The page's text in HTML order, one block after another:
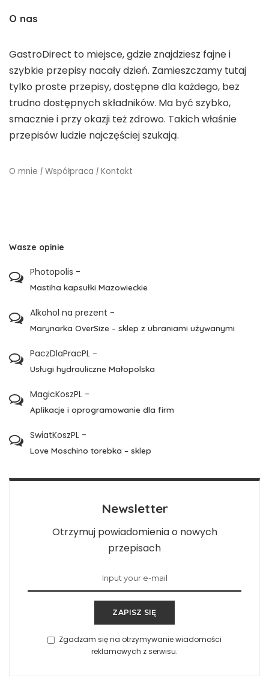
O nas
GastroDirect to miejsce, gdzie znajdziesz fajne i
szybkie przepisy nacały dzień. Zamieszczamy tutaj
tylko proste przepisy, dostępne dla każdego, bez
trudno dostępnych składników. Ma być szybko,
smacznie i przy okazji też zdrowo. Takich właśnie
przepisów ludzie najczęściej szukają.
O mnie | Współpraca | Kontakt
Wasze opinie
Photopolis -
Mastiha kapsułki Mazowieckie
Alkohol na prezent -
Marynarka OverSize – sklep z ubraniami używanymi
PaczDlaPracPL -
Usługi hydrauliczne Małopolska
MagicKoszPL -
Aplikacje i oprogramowanie dla firm
SwiatKoszPL -
Love Moschino torebka – sklep
Newsletter
Otrzymuj powiadomienia o nowych
przepisach
ZAPISZ SIĘ
Zgadzam się na otrzymywanie wiadomości
reklamowych z serwisu.